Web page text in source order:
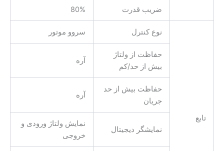
ضریب قدرت 80%
تابع
نوع کنترل سروو موتور
حفاظت از ولتاژ
بیش از حد/کم
آره
حفاظت بیش از حد
جریان
آره
نمایشگر دیجیتال
نمایش ولتاژ ورودی و
خروجی